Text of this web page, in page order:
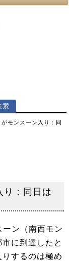
モンスーン入り：同
り：同日は
ン（南西モン
に到達したと
するのは極め